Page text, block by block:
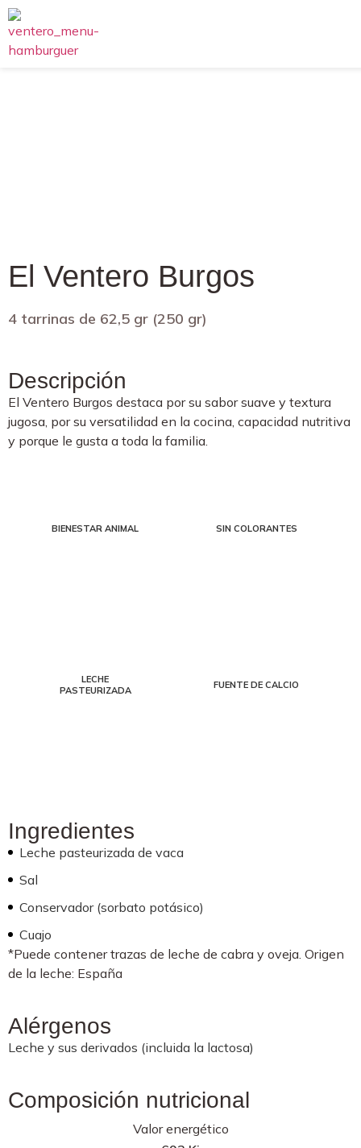
El Ventero Burgos
4 tarrinas de 62,5 gr (250 gr)
Descripción
El Ventero Burgos destaca por su sabor suave y textura
jugosa, por su versatilidad en la cocina, capacidad nutritiva
y porque le gusta a toda la familia.
BIENESTAR ANIMAL SIN COLORANTES
LECHE
PASTEURIZADA
FUENTE DE CALCIO
Ingredientes
Leche pasteurizada de vaca
Sal
Conservador (sorbato potásico)
Cuajo
*Puede contener trazas de leche de cabra y oveja. Origen
de la leche: España
Alérgenos
Leche y sus derivados (incluida la lactosa)
Composición nutricional
Valor energético